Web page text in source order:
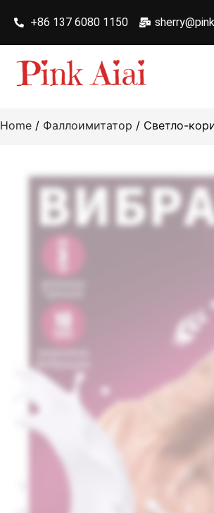
+86 137 6080 1150
Home / Фаллоимитатор / Светло-